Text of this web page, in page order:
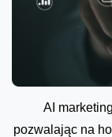
AI
pozwalając na